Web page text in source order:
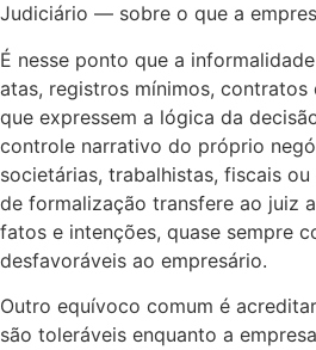
Judiciário — sobre o que a
É nesse ponto que a
atas, registros mínimos,
que expressem a lógica da
controle narrativo do próprio
societárias, trabalhistas, fiscais
de formalização transfere ao juiz
fatos e intenções, quase sempre
desfavoráveis ao empresário.
Outro equívoco comum é
são toleráveis enquanto a